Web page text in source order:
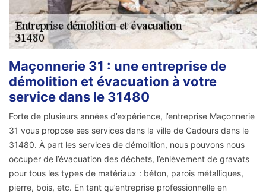
Maçonnerie 31 : une entreprise de
démolition et évacuation à votre
service dans le 31480
Forte de plusieurs années d’expérience, l’entreprise Maçonnerie
31 vous propose ses services dans la ville de Cadours dans le
31480. À part les services de démolition, nous pouvons nous
occuper de l’évacuation des déchets, l’enlèvement de gravats
pour tous les types de matériaux : béton, parois métalliques,
pierre, bois, etc. En tant qu’entreprise professionnelle en